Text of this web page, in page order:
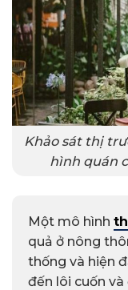
Khảo sát thị
hình quán
Một mô hình
quả ở nông
thống và hiện
đến lôi cuốn